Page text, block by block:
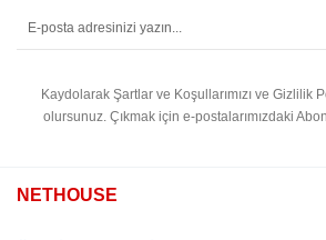
Kaydolarak Şartlar ve Koşullarımızı ve Gizlilik
olursunuz. Çıkmak için e-postalarımızdaki
NETHOUSE